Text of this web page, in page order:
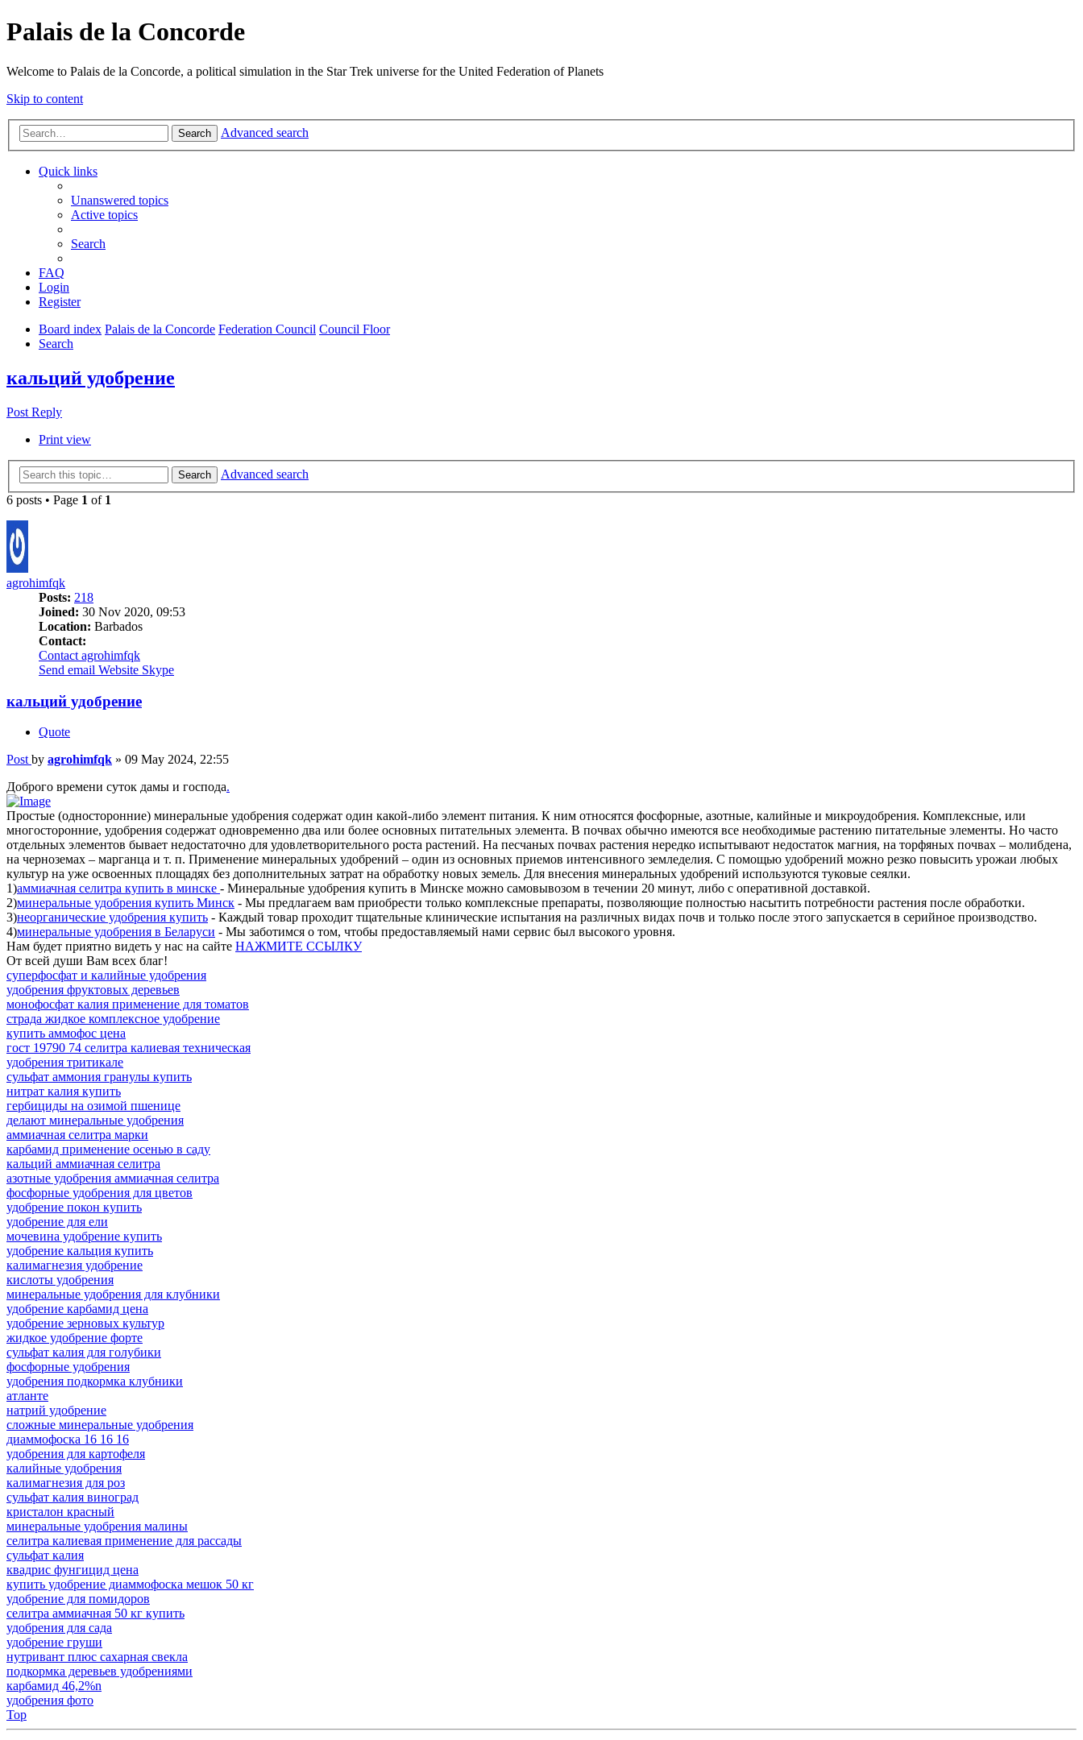
Palais de la Concorde
Welcome to Palais de la Concorde, a political simulation in the Star Trek universe for the United Federation of Planets
Skip to content
Search Advanced search
Quick links
Unanswered topics
Active topics
Search
FAQ
Login
Register
Board index Palais de la Concorde Federation Council Council Floor
Search
кальций удобрение
Post Reply
Print view
Search
Advanced search
6 posts • Page 1 of 1
agrohimfqk
Posts: 218
Joined: 30 Nov 2020, 09:53
Location: Barbados
Contact:
Contact agrohimfqk
Send email Website Skype
кальций удобрение
Quote
Post by agrohimfqk » 09 May 2024, 22:55
Доброго времени суток дамы и господа.
Простые (односторонние) минеральные удобрения содержат один какой-либо элемент питания. К ним относятся фосфорные, азотные, калийные и микроудобрения. Комплексные, или
многосторонние, удобрения содержат одновременно два или более основных питательных элемента. В почвах обычно имеются все необходимые растению питательные элементы. Но часто
отдельных элементов бывает недостаточно для удовлетворительного роста растений. На песчаных почвах растения нередко испытывают недостаток магния, на торфяных почвах – молибдена,
на черноземах – марганца и т. п. Применение минеральных удобрений – один из основных приемов интенсивного земледелия. С помощью удобрений можно резко повысить урожаи любых
культур на уже освоенных площадях без дополнительных затрат на обработку новых земель. Для внесения минеральных удобрений используются туковые сеялки.
1)аммиачная селитра купить в минске - Минеральные удобрения купить в Минске можно самовывозом в течении 20 минут, либо c оперативной доставкой.
2)минеральные удобрения купить Минск - Мы предлагаем вам приобрести только комплексные препараты, позволяющие полностью насытить потребности растения после обработки.
3)неорганические удобрения купить - Каждый товар проходит тщательные клинические испытания на различных видах почв и только после этого запускается в серийное производство.
4)минеральные удобрения в Беларуси - Мы заботимся о том, чтобы предоставляемый нами сервис был высокого уровня.
Нам будет приятно видеть у нас на сайте НАЖМИТЕ ССЫЛКУ
От всей души Вам всех благ!
суперфосфат и калийные удобрения
удобрения фруктовых деревьев
монофосфат калия применение для томатов
страда жидкое комплексное удобрение
купить аммофос цена
гост 19790 74 селитра калиевая техническая
удобрения тритикале
сульфат аммония гранулы купить
нитрат калия купить
гербициды на озимой пшенице
делают минеральные удобрения
аммиачная селитра марки
карбамид применение осенью в саду
кальций аммиачная селитра
азотные удобрения аммиачная селитра
фосфорные удобрения для цветов
удобрение покон купить
удобрение для ели
мочевина удобрение купить
удобрение кальция купить
калимагнезия удобрение
кислоты удобрения
минеральные удобрения для клубники
удобрение карбамид цена
удобрение зерновых культур
жидкое удобрение форте
сульфат калия для голубики
фосфорные удобрения
удобрения подкормка клубники
атланте
натрий удобрение
сложные минеральные удобрения
диаммофоска 16 16 16
удобрения для картофеля
калийные удобрения
калимагнезия для роз
сульфат калия виноград
кристалон красный
минеральные удобрения малины
селитра калиевая применение для рассады
сульфат калия
квадрис фунгицид цена
купить удобрение диаммофоска мешок 50 кг
удобрение для помидоров
селитра аммиачная 50 кг купить
удобрения для сада
удобрение груши
нутривант плюс сахарная свекла
подкормка деревьев удобрениями
карбамид 46,2%n
удобрения фото
Top